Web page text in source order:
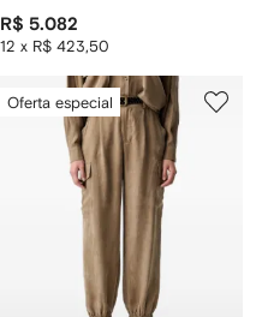
R$ 5.082
12 x R$ 423,50
Oferta especial